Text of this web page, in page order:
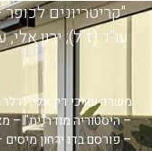
"קריטריונים
עו"ד (ז"ל); ירון
משרד עורכי דין אלי,
– היסטוריה מודרנית" –
– פורסם בדו ירחון מיסים –